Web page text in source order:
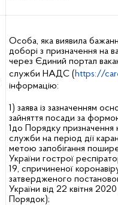
Особа, яка виявила
доборі з призначення на
через Єдиний портал
служби НАДС ( https://
інформацію:
1) заява із зазначенням
зайняття посади за
1до Порядку призначення
служби на період дії
метою запобігання
України гострої
19, спричиненої
затвердженого
України від 22 квітня
Порядок);